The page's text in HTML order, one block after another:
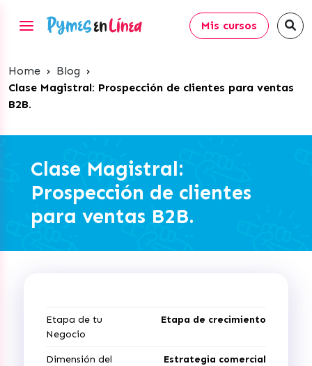
Mis cursos
Home › Blog ›
Clase Magistral: Prospección de clientes para ventas
B2B.
Clase Magistral:
Prospección de clientes
para ventas B2B.
Etapa de tu
Negocio
Etapa de crecimiento
Dimensión del
Estrategia comercial